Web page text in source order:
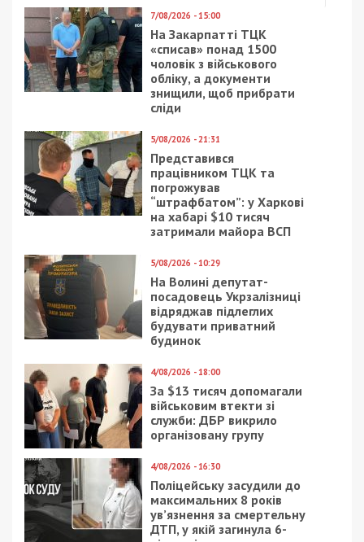
Правоохоронці провели масштабні обшуки у
кількох регіонах України: безпосередньо в
обласному відділенні Фонду соцзахисту, в
офісах приватних компаній та за місцями
проживання фігурантів. Під час слідчих дій було
робочу документацію та чорнові записи;
банківські картки та мобільні телефони;
готівкові кошти: 3 200 доларів США, 1 470
євро та 780 тисяч гривень.
Оголошені підозри
Керівнику обласного відділення Фонду
повідомлено про підозру за ч. 4 ст. 191
(розтрата майна шляхом зловживання
службовим становищем у великих розмірах) та ч.
1 ст. 366 (службове підроблення) Кримінального
кодексу України.